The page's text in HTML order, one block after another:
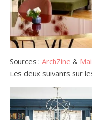
Sources : ArchZine &
Les deux suivants sur